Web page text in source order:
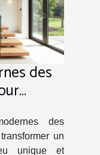
des
des
un
unique et